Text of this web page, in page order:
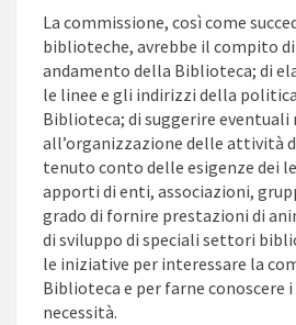
La commissione, così come
biblioteche, avrebbe il compito
andamento della Biblioteca; di
le linee e gli indirizzi della
Biblioteca; di suggerire eventuali
all’organizzazione delle attività
tenuto conto delle esigenze dei
apporti di enti, associazioni,
grado di fornire prestazioni di
di sviluppo di speciali settori
le iniziative per interessare la
Biblioteca e per farne conoscere
necessità.